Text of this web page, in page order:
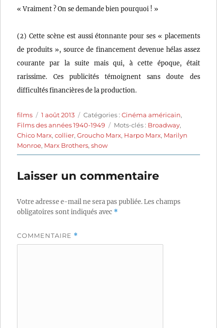
« Vraiment ? On se demande bien pourquoi ! »
(2) Cette scène est aussi étonnante pour ses « placements
de produits », source de financement devenue hélas assez
courante par la suite mais qui, à cette époque, était
rarissime. Ces publicités témoignent sans doute des
difficultés financières de la production.
Auteur
films
Publié
le
1 août 2013 Catégories
Catégories :Cinéma américain,
Films des années 1940-1949
Étiquettes
Mots-clés : Broadway,
Chico Marx,collier,Groucho Marx, Harpo Marx, Marilyn
Monroe, Marx Brothers,show
Laisser un commentaire
Votre adresse e-mail ne sera pas publiée.Les champs
obligatoires sont indiqués avec *
COMMENTAIRE *